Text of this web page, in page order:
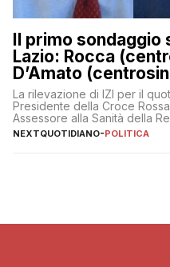
Il primo sondaggio
Lazio: Rocca
D’Amato
La rilevazione di IZI per il
Presidente della Croce
Assessore alla Sanità della
Donatella Bianchi
NEXTQUOTIDIANO-POLITICA